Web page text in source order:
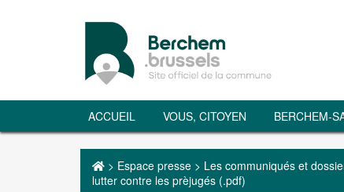
ACCUEIL VOUS, CITOYEN BERCHEM-
> Espace presse > Les communiqués et
lutter contre les prèjugés (.pdf)